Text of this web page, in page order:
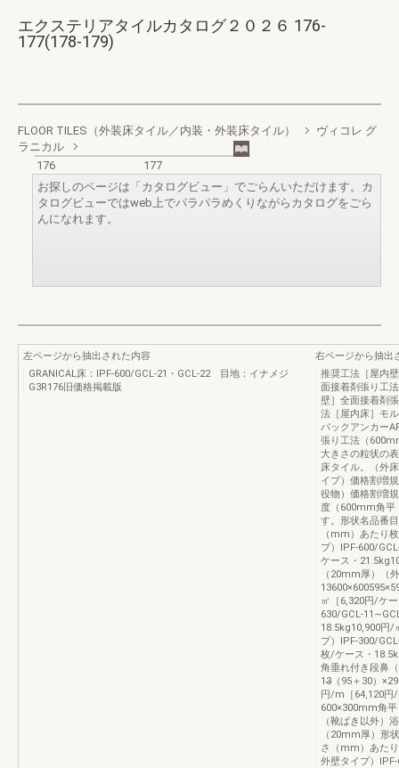
エクステリアタイルカタログ２０２６ 176-
177(178-179)
FLOOR TILES（外装床タイル／内装・外装床タイル）
ヴィコレ グ
ラニカル
176
177
お探しのページは「カタログビュー」でごらんいただけます。カ
タログビューではweb上でパラパラめくりながらカタログをごら
んになれます。
左ページから抽出された内容
GRANICAL床：IPF‐600/GCL‐21・GCL‐22 目地：イナメジ
G3R176旧価格掲載版
右ページから抽出
推奨工法［屋内
面接着剤張り工
壁］全面接着剤
法［屋内床］モ
バックアンカー
張り工法（
大きさの粒状の
床タイル。（外
イプ）価格割増
役物）価格割増
度（600mm角平
す。形状名品番
（mm）あたり
プ）IPF‐600/
ケース・
（20mm厚）（
㎡［6,320円/ケ
630/
18.5kg10,900円/
プ）IPF‐300/
枚/ケース・
角垂れ付き段鼻
13̶（95＋30）
円/m［64,120円
600×300mm角
（靴ばき以外）
（20mm厚）形
さ（mm）あた
外壁タイプ）